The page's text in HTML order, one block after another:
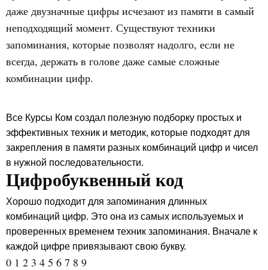
даже двузначные цифры исчезают из памяти в самый
неподходящий момент. Существуют техники
запоминания, которые позволят надолго, если не
всегда, держать в голове даже самые сложные
комбинации цифр.
Все Курсы Ком создал полезную подборку простых и
эффективных техник и методик, которые подходят для
закрепления в памяти разных комбинаций цифр и чисел
в нужной последовательности.
Цифробуквенный код
Хорошо подходит для запоминания длинных
комбинаций цифр. Это она из самых используемых и
проверенных временем техник запоминания. Вначале к
каждой цифре привязывают свою букву.
0 1 2 3 4 5 6 7 8 9